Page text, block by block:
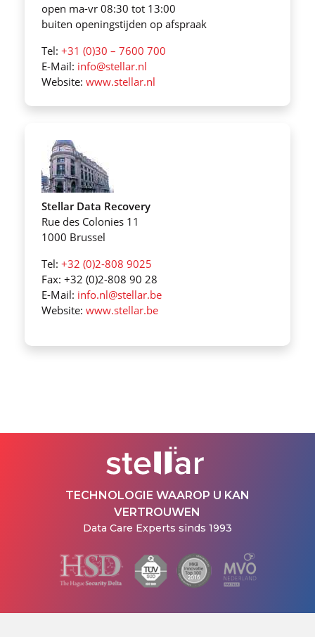
open ma-vr 08:30 tot 13:00
buiten openingstijden op afspraak
Tel:+31 (0)30 – 7600 700
E-Mail: info@stellar.nl
Website:www.stellar.nl
Stellar Data Recovery
Rue des Colonies 11
1000 Brussel
Tel:+32 (0)2-808 9025
Fax: +32 (0)2-808 90 28
E-Mail: info.nl@stellar.be
Website:www.stellar.be
TECHNOLOGIE WAAROP U KAN
VERTROUWEN
Data Care Experts sinds 1993